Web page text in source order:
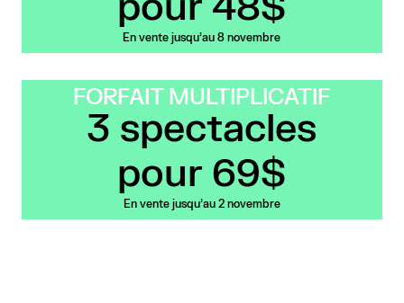
En vente jusqu'au 8 novembre
FORFAIT MULTIPLICATIF
3 spectacles
pour 69$
En vente jusqu'au 2 novembre